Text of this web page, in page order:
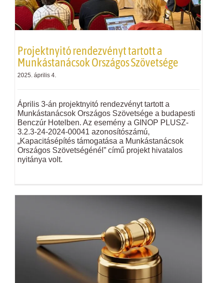
Projektnyitó rendezvényt tartott a
Munkástanácsok Országos Szövetsége
2025. április 4.
Április 3-án projektnyitó rendezvényt tartott a
Munkástanácsok Országos Szövetsége a budapesti
Benczúr Hotelben. Az esemény a GINOP PLUSZ-
3.2.3-24-2024-00041 azonosítószámú,
„Kapacitásépítés támogatása a Munkástanácsok
Országos Szövetségénél” című projekt hivatalos
nyitánya volt.